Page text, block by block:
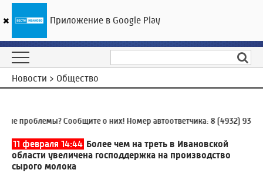
ГТРК «Ивтелерадио»
Новости > Общество
проблемы? Сообщите о них! Номер автоответчика:8 (4932) 930-
11 февраля 14:44 Более чем на треть в Ивановской
области увеличена господдержка на производство
сырого молока
Приложение в Google Play